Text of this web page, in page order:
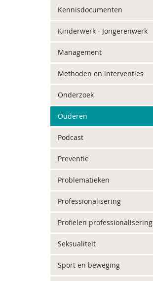
Kennisdocumenten
Kinderwerk - Jongerenwerk
Management
Methoden en interventies
Onderzoek
Ouderen
Podcast
Preventie
Problematieken
Professionalisering
Profielen professionalisering
Seksualiteit
Sport en beweging